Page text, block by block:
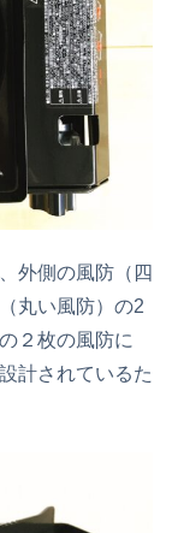
外側の風防（四
丸い風防）の2
２枚の風防に
計されているた